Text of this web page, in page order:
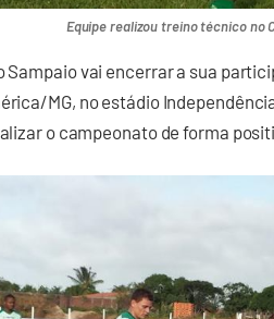
Equipe realizou treino técnico no
Sampaio vai encerrar a sua
MG, no estádio
o campeonato de forma